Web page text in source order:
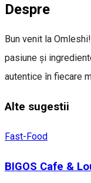
Despre
Bun venit la
pasiune și
autentice în fiecare
Alte sugestii
Fast-Food
BIGOS Cafe &